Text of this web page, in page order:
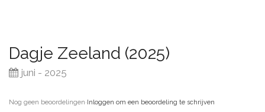
Dagje Zeeland (2025)
juni - 2025
Nog geen beoordelingen·Inloggen om een beoordeling te schrijven